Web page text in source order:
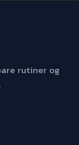
rutiner og